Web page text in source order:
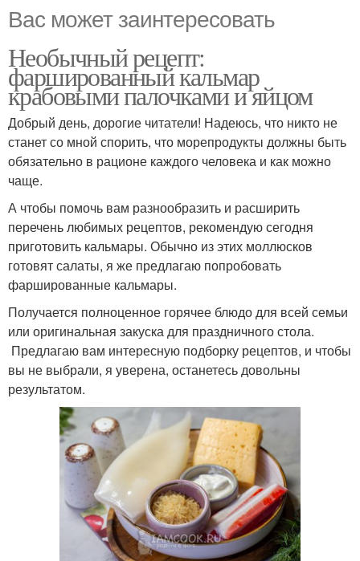
Вас может заинтересовать
Необычный рецепт:
фаршированный кальмар
крабовыми палочками и яйцом
Добрый день, дорогие читатели! Надеюсь, что никто не
станет со мной спорить, что морепродукты должны быть
обязательно в рационе каждого человека и как можно
чаще.
А чтобы помочь вам разнообразить и расширить
перечень любимых рецептов, рекомендую сегодня
приготовить кальмары. Обычно из этих моллюсков
готовят салаты, я же предлагаю попробовать
фаршированные кальмары.
Получается полноценное горячее блюдо для всей семьи
или оригинальная закуска для праздничного стола.
Предлагаю вам интересную подборку рецептов, и чтобы
вы не выбрали, я уверена, останетесь довольны
результатом.